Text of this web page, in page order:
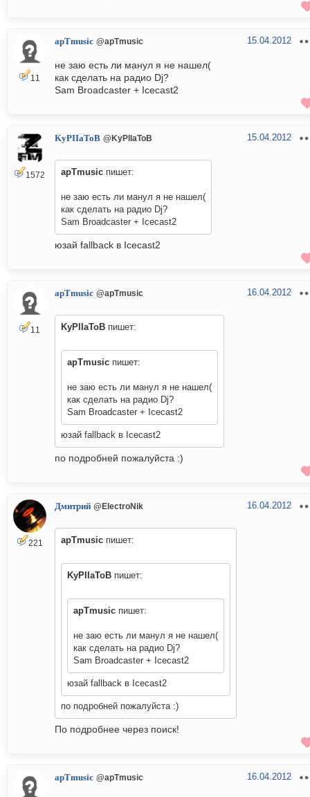
11
apTmusic @apTmusic 15.04.2012
не заю есть ли манул я не нашел(
как сделать на радио Dj?
Sam Broadcaster + Icecast2
1572
KyPIIaToB @KyPIIaToB 15.04.2012
apTmusic пишет:
не заю есть ли манул я не нашел(
как сделать на радио Dj?
Sam Broadcaster + Icecast2
юзай fallback в Icecast2
11
apTmusic @apTmusic 16.04.2012
KyPIIaToB пишет:
apTmusic пишет:
не заю есть ли манул я не нашел(
как сделать на радио Dj?
Sam Broadcaster + Icecast2
юзай fallback в Icecast2
по подробней пожалуйста :)
221
Дмитрий @ElectroNik 16.04.2012
apTmusic пишет:
KyPIIaToB пишет:
apTmusic пишет:
не заю есть ли манул я не нашел(
как сделать на радио Dj?
Sam Broadcaster + Icecast2
юзай fallback в Icecast2
по подробней пожалуйста :)
По подробнее через поиск!
apTmusic @apTmusic 16.04.2012